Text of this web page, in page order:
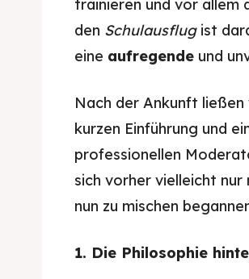
trainieren und vor allem
den Schulausflugist
eine aufregende und
Nach der Ankunft
kurzen Einführung und
professionellen
sich vorher vielleicht
nun zu mischen
1. Die Philosophie